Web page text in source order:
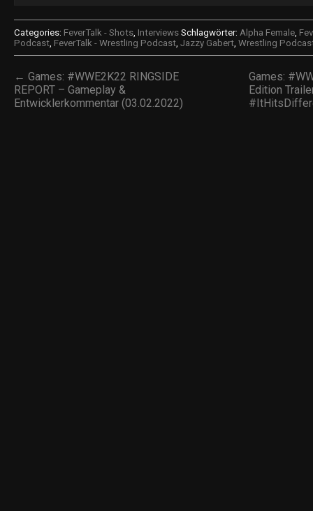
Categories: FeverTalk - Shots, Interviews Schlagwörter: Alpha Female,
Podcast, FeverTalk - Wrestling Podcast, Jazzy Gabert, Wrestling
← Games: #WWE2K22 RINGSIDE
REPORT – Gameplay &
Entwicklerkommentar (03.02.2022)
Games:
Edition